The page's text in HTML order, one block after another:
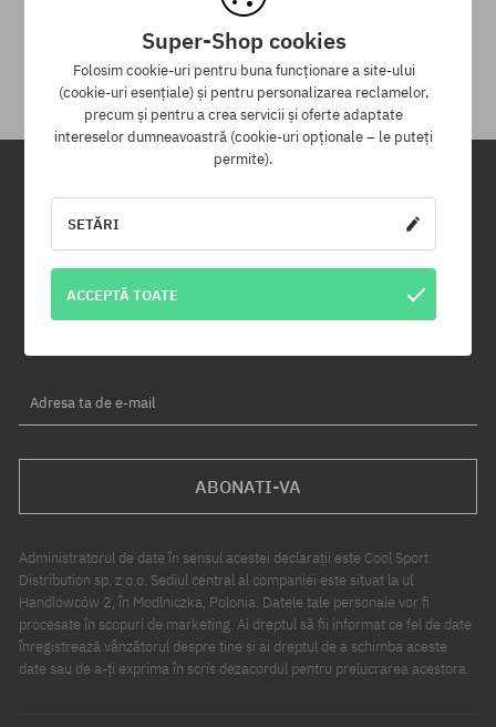
Pentru returnarea produsului ai la dispoziție 30 zile de la data
primirii.
Înregistrează-te pentru a primi newsletter-ul nostru și vei fi informat
primul despre produse noi și campaniile de promoție!
În plus, vei primi un cod de reducere de -5% pentru întreaga
Adresa ta de e-mail
ABONATI-VA
Administratorul de date în sensul acestei declarații este Cool Sport
Distribution sp. z o.o. Sediul central al companiei este situat la ul.
Handlowców 2, în Modlniczka, Polonia. Datele tale personale vor fi
procesate în scopuri de marketing. Ai dreptul să fii informat ce fel de date
înregistrează vânzătorul despre tine și ai dreptul de a schimba aceste
date sau de a-ți exprima în scris dezacordul pentru prelucrarea acestora.
Super-Shop cookies
Folosim cookie-uri pentru buna funcționare a site-ului
(cookie-uri esențiale) și pentru personalizarea reclamelor,
precum și pentru a crea servicii și oferte adaptate
intereselor dumneavoastră (cookie-uri opționale – le puteți
permite).
SETĂRI
ACCEPTĂ TOATE